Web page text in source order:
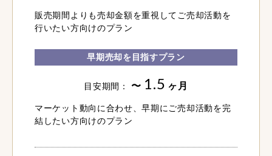
販売期間よりも売却金額を重視してご売却活動を
行いたい方向けのプラン
早期売却を目指すプラン
目安期間： 〜 1.5 ヶ月
マーケット動向に合わせ、早期にご売却活動を完
結したい方向けのプラン